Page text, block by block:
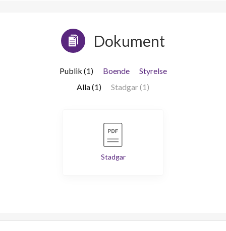
Dokument
Publik (1) Boende
Styrelse
Alla (1)
Stadgar (1)
Stadgar